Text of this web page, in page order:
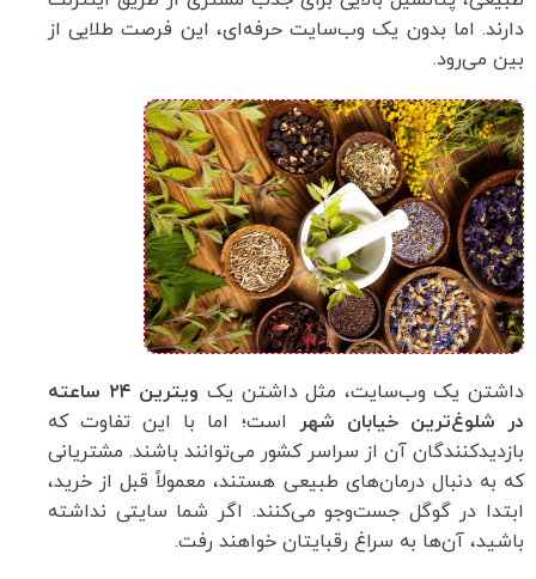
دارند. اما بدون یک وب‌سایت حرفه‌ای، این فرصت طلایی از
بین می‌رود.
داشتن یک وب‌سایت، مثل داشتن یک
ویترین ۲۴ ساعته
در شلوغ‌ترین خیابان شهر
است؛ اما با این تفاوت که
بازدیدکنندگان آن از سراسر کشور می‌توانند باشند. مشتریانی
که به دنبال درمان‌های طبیعی هستند، معمولاً قبل از خرید،
ابتدا در گوگل جست‌وجو می‌کنند. اگر شما سایتی نداشته
باشید، آن‌ها به سراغ رقبایتان خواهند رفت.